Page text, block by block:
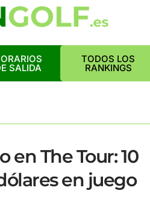
SALIDA
TODOS LOS
RANKINGS
en The Tour: 10
en juego